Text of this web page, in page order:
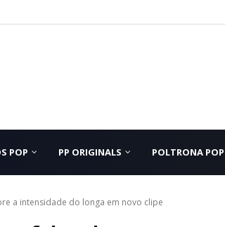
POP PP ORIGINALS POLTRONA
a intensidade do longa em novo clipe